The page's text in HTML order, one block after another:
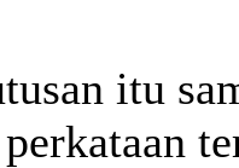
itu
perkataan